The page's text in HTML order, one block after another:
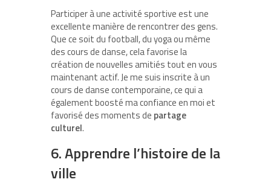
Participer à une activité sportive est une
excellente manière de rencontrer des gens.
Que ce soit du football, du yoga ou même
des cours de danse, cela favorise la
création de nouvelles amitiés tout en vous
maintenant actif. Je me suis inscrite à un
cours de danse contemporaine, ce qui a
également boosté ma confiance en moi et
favorisé des moments de partage
culturel.
6. Apprendre l’histoire de la
ville